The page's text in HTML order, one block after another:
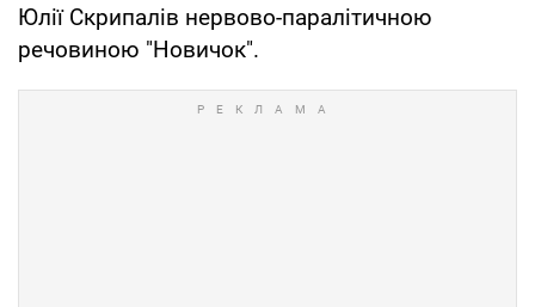
Юлії Скрипалів нервово-паралітичною
речовиною "Новичок".